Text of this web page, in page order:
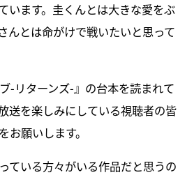
います。圭くんとは大きな愛をぶ
んとは命がけで戦いたいと思って
リターンズ-』の台本を読まれて
送を楽しみにしている視聴者の皆
お願いします。
ている方々がいる作品だと思うの